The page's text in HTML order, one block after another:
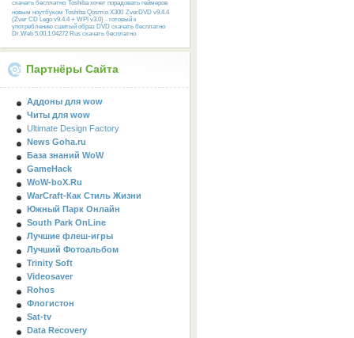
скачать бесплатно Toshiba хочет порадовать геймеров
новым ноутбуком Toshiba Qosmio X300 ZverDVD v9.4.4
(Zver CD Lego v9.4.4 + WPI v3.0) - готовый к
употреблению сшитый образ DVD скачать бесплатно
Dr.Web 5.00.1.04272 Rus скачать бесплатно
Партнёры Сайта
Аддоны для wow
Читы для wow
Ultimate Design Factory
News Goha.ru
База знаний WoW
GameHack
WoW-boX.Ru
WarCraft-Как Стиль Жизни
Южный Парк Онлайн
South Park OnLine
Лучшие флеш-игры
Лучший Фотоальбом
Trinity Soft
Videosaver
Rohos
Флогистон
Sat-tv
Data Recovery